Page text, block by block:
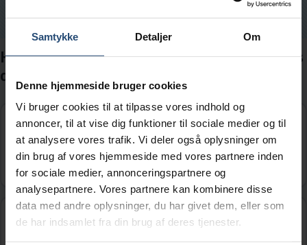
Samtykke Detaljer Om
Denne hjemmeside bruger cookies
Vi bruger cookies til at tilpasse vores indhold og
annoncer, til at vise dig funktioner til sociale medier og til
at analysere vores trafik. Vi deler også oplysninger om
din brug af vores hjemmeside med vores partnere inden
for sociale medier, annonceringspartnere og
analysepartnere. Vores partnere kan kombinere disse
data med andre oplysninger, du har givet dem, eller som
de har indsamlet fra din brug af deres tjenester.
Hvilket udsagn er rigtigt angående bilens
dæk?
Det er tilladt at have sommerhjul på de
forreste dæk og vinterhjul på de bagerste
dæk på samme tid.
Dybden på slidbanen i dækket skal være